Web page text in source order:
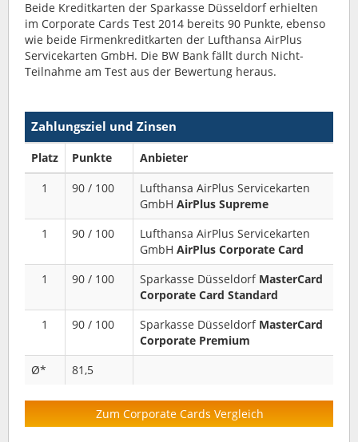
Beide Kreditkarten der Sparkasse Düsseldorf erhielten
im Corporate Cards Test 2014 bereits 90 Punkte, ebenso
wie beide Firmenkreditkarten der Lufthansa AirPlus
Servicekarten GmbH. Die BW Bank fällt durch Nicht-
Teilnahme am Test aus der Bewertung heraus.
Zahlungsziel und Zinsen
Platz Punkte
Anbieter
1
90 / 100
Lufthansa AirPlus Servicekarten
GmbH AirPlus Supreme
1
90 / 100
Lufthansa AirPlus Servicekarten
GmbH AirPlus Corporate Card
1
90 / 100 Sparkasse Düsseldorf MasterCard
Corporate Card Standard
1
90 / 100 Sparkasse Düsseldorf MasterCard
Corporate Premium
Ø*
81,5
Zum Corporate Cards Vergleich